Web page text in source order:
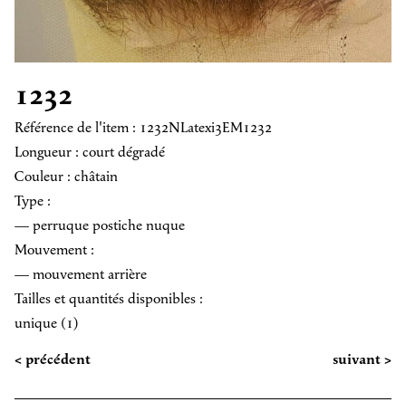
1232
Référence de l'item : 1232NLatexi3EM1232
Longueur : court dégradé
Couleur : châtain
Type :
— perruque postiche nuque
Mouvement :
— mouvement arrière
Tailles et quantités disponibles :
unique (1)
< précédent
suivant >